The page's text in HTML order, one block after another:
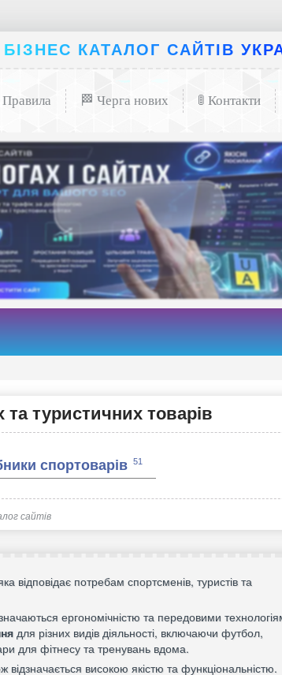
БІЗНЕС КАТАЛОГ САЙТІВ
Правила 🏁 Черга нових 🚦 Контакти
туристичних товарів
спортоварів 51
сайтів
відповідає потребам спортсменів, туристів та
ергономічністю та передовими
для різних видів діяльності, включаючи футбол,
для фітнесу та тренувань вдома.
відзначається високою якістю та функціональністю.